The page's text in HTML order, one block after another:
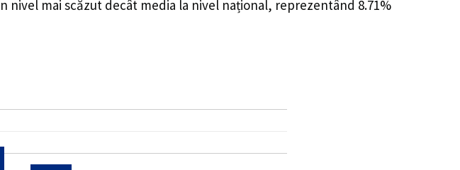
nivel mai scăzut decât media la nivel național, reprezentând 8.71%